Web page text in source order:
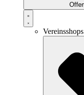
Vereinsshops